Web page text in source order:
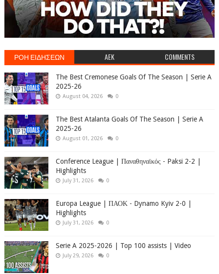
ΡΟΗ ΕΙΔΗΣΕΩΝ AEK COMMENTS
The Best Cremonese Goals Of The Season | Serie A
2025-26
August 04, 2026 0
The Best Atalanta Goals Of The Season | Serie A
2025-26
August 01, 2026 0
Conference League | Παναθηναϊκός - Paksi 2-2 |
Highlights
July 31, 2026 0
Europa League | ΠΑΟΚ - Dynamo Kyiv 2-0 |
Highlights
July 31, 2026 0
Serie A 2025-2026 | Top 100 assists | Video
July 29, 2026 0